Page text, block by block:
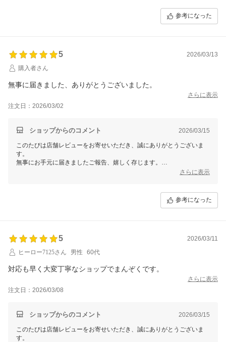
ありがとう課
参考になった
5
2026/03/13
購入者さん
無事に届きました、ありがとうございました。
さらに表示
注文日：2026/03/02
ショップからのコメント 2026/03/15
このたびは店舗レビューをお寄せいただき、誠にありがとうございま
す。
無事にお手元に届きましたご報告、嬉しく存じます。
副店長 さちこ
さらに表示
参考になった
5
2026/03/11
ヒーロー7125さん
男性 60代
対応も早く大変丁寧なショップでまんぞくです。
さらに表示
注文日：2026/03/08
ショップからのコメント 2026/03/15
このたびは店舗レビューをお寄せいただき、誠にありがとうございま
す。